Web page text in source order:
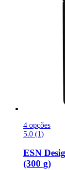
4 opções
5.0 (1)
ESN
(300 g)